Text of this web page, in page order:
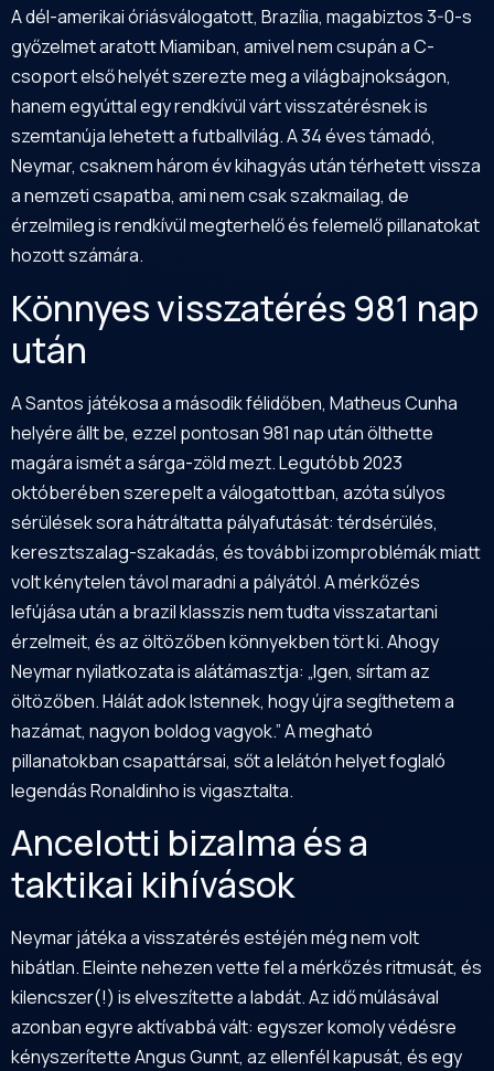
A dél-amerikai óriásválogatott, Brazília, magabiztos 3-0-s
győzelmet aratott Miamiban, amivel nem csupán a C-
csoport első helyét szerezte meg a világbajnokságon,
hanem egyúttal egy rendkívül várt visszatérésnek is
szemtanúja lehetett a futballvilág. A 34 éves támadó,
Neymar, csaknem három év kihagyás után térhetett vissza
a nemzeti csapatba, ami nem csak szakmailag, de
érzelmileg is rendkívül megterhelő és felemelő pillanatokat
hozott számára.
Könnyes visszatérés 981 nap
után
A Santos játékosa a második félidőben, Matheus Cunha
helyére állt be, ezzel pontosan 981 nap után ölthette
magára ismét a sárga-zöld mezt. Legutóbb 2023
októberében szerepelt a válogatottban, azóta súlyos
sérülések sora hátráltatta pályafutását: térdsérülés,
keresztszalag-szakadás, és további izomproblémák miatt
volt kénytelen távol maradni a pályától. A mérkőzés
lefújása után a brazil klasszis nem tudta visszatartani
érzelmeit, és az öltözőben könnyekben tört ki. Ahogy
Neymar nyilatkozata is alátámasztja: „Igen, sírtam az
öltözőben. Hálát adok Istennek, hogy újra segíthetem a
hazámat, nagyon boldog vagyok.” A megható
pillanatokban csapattársai, sőt a lelátón helyet foglaló
legendás Ronaldinho is vigasztalta.
Ancelotti bizalma és a
taktikai kihívások
Neymar játéka a visszatérés estéjén még nem volt
hibátlan. Eleinte nehezen vette fel a mérkőzés ritmusát, és
kilencszer(!) is elveszítette a labdát. Az idő múlásával
azonban egyre aktívabbá vált: egyszer komoly védésre
kényszerítette Angus Gunnt, az ellenfél kapusát, és egy